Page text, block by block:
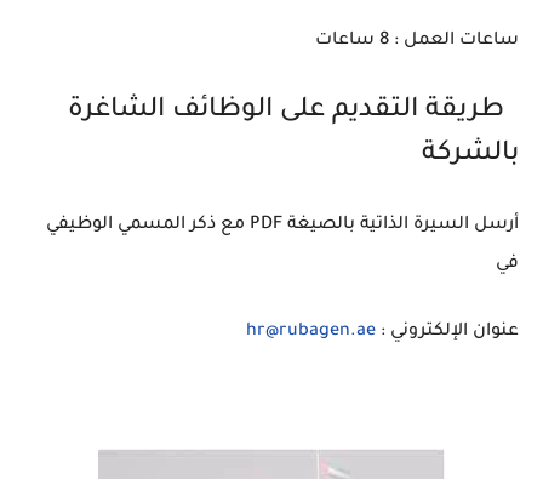
ساعات العمل : 8 ساعات
طريقة التقديم على الوظائف الشاغرة
بالشركة
أرسل السيرة الذاتية بالصيغة PDF مع ذكر المسمي الوظيفي
في
عنوان الإلكتروني : hr@rubagen.ae